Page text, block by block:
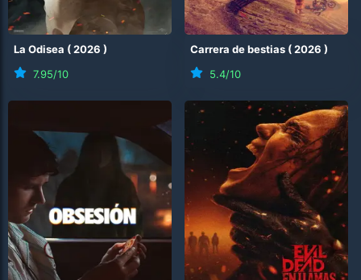
La Odisea (2026 )
7.95/10
Carrera de bestias (2026 )
5.4/10